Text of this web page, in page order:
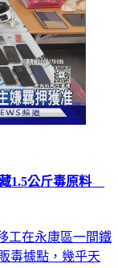
1.5公斤毒原料
工在永康區一間鐵
毒據點，幾乎天